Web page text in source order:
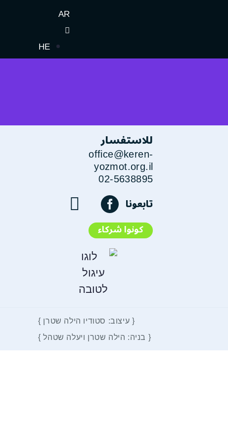
AR
HE
للاستفسار
office@keren-
yozmot.org.il
02-5638895
تابعونا
كونوا شركاء
{ עיצוב: סטודיו הילה שטרן }
{ בניה: הילה שטרן ויעלה שטהל }